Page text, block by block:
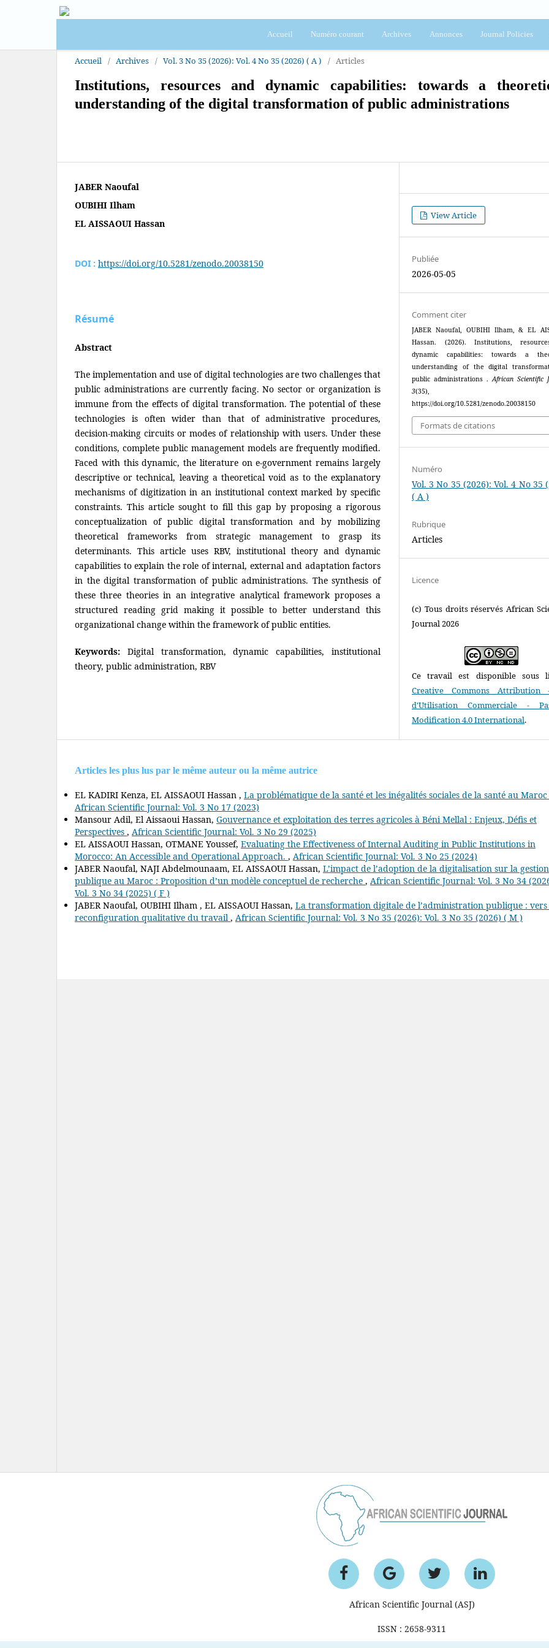
Accueil Numéro courant Archives Annonces Journal Policies
Accueil / Archives / Vol. 3 No 35 (2026): Vol. 4 No 35 (2026) ( A ) / Articles
Institutions, resources and dynamic capabilities: towards a
understanding of the digital transformation of public administrations
JABER Naoufal
OUBIHI Ilham
EL AISSAOUI Hassan
DOI : https://doi.org/10.5281/zenodo.20038150
Résumé
Abstract
The implementation and use of digital technologies are two challenges that
public administrations are currently facing. No sector or organization is
immune from the effects of digital transformation. The potential of these
technologies is often wider than that of administrative procedures,
decision-making circuits or modes of relationship with users. Under these
conditions, complete public management models are frequently modified.
Faced with this dynamic, the literature on e-government remains largely
descriptive or technical, leaving a theoretical void as to the explanatory
mechanisms of digitization in an institutional context marked by specific
constraints. This article sought to fill this gap by proposing a rigorous
conceptualization of public digital transformation and by mobilizing
theoretical frameworks from strategic management to grasp its
determinants. This article uses RBV, institutional theory and dynamic
capabilities to explain the role of internal, external and adaptation factors
in the digital transformation of public administrations. The synthesis of
these three theories in an integrative analytical framework proposes a
structured reading grid making it possible to better understand this
organizational change within the framework of public entities.
Keywords: Digital transformation, dynamic capabilities, institutional
theory, public administration, RBV
View Article
Publiée
2026-05-05
Comment citer
JABER Naoufal, OUBIHI Ilham, & EL
Hassan. (2026). Institutions,
dynamic capabilities: towards a
understanding of the digital
public administrations .African Scientific
3(35),
https://doi.org/10.5281/zenodo.20038150
Formats de citations
Numéro
Vol. 3 No 35 (2026): Vol. 4 No 35
( A )
Rubrique
Articles
Licence
(c) Tous droits réservés African
Journal 2026
Ce travail est disponible sous
Creative Commons Attribution
d'Utilisation Commerciale -
Modification 4.0 International.
Articles les plus lus par le même auteur ou la même autrice
EL KADIRI Kenza, EL AISSAOUI Hassan , La problématique de la santé et les inégalités sociales de la santé au Maroc
African Scientific Journal: Vol. 3 No 17 (2023)
Mansour Adil, El Aissaoui Hassan, Gouvernance et exploitation des terres agricoles à Béni Mellal : Enjeux, Défis et
Perspectives , African Scientific Journal: Vol. 3 No 29 (2025)
EL AISSAOUI Hassan, OTMANE Youssef, Evaluating the Effectiveness of Internal Auditing in Public Institutions in
Morocco: An Accessible and Operational Approach. , African Scientific Journal: Vol. 3 No 25 (2024)
JABER Naoufal, NAJI Abdelmounaam, EL AISSAOUI Hassan, L’impact de l’adoption de la digitalisation sur la gestion
publique au Maroc : Proposition d’un modèle conceptuel de recherche , African Scientific Journal: Vol. 3 No 34
Vol. 3 No 34 (2025) ( F )
JABER Naoufal, OUBIHI Ilham , EL AISSAOUI Hassan, La transformation digitale de l’administration publique : vers
reconfiguration qualitative du travail , African Scientific Journal: Vol. 3 No 35 (2026): Vol. 3 No 35 (2026) ( M )
African Scientific Journal (ASJ)
ISSN : 2658-9311